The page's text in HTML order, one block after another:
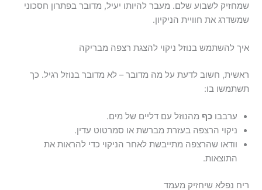
שמחזיק לשבוע שלם. מעבר להיותו יעיל, מדובר בפתרון חסכוני
שמשדרג את חוויית הניקיון.
איך להשתמש בנוזל ניקוי להצגת רצפה מבריקה
ראשית, חשוב לדעת על מה מדובר – לא מדובר בנוזל רגיל. כך
תשתמשו בו:
ערבבוכף מהנוזל עם דליים של מים.
ניקוי הרצפה בעזרת מברשת או סמרטוט עדין.
וודאו שהרצפה מתייבשת לאחר הניקוי כדי להראות את
התוצאות.
ריח נפלא שיחזיק מעמד